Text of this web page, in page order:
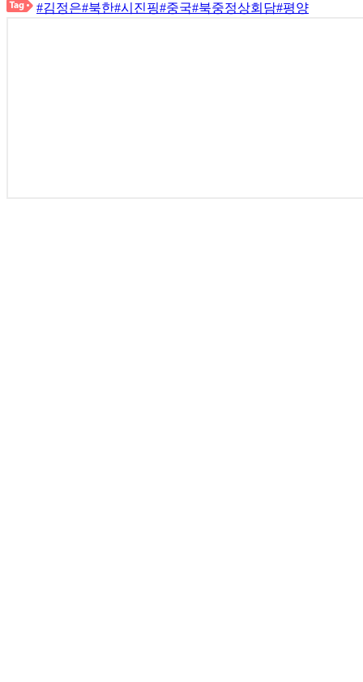
#김정은#북한#시진핑#중국#북중정상회담#평양